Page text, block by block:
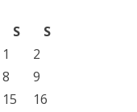
S
S
1
2
8
9
15
16